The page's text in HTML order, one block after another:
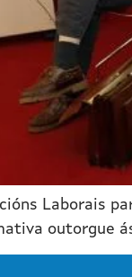
Laborais
outorgue